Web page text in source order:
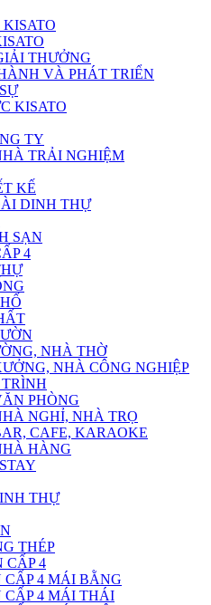
THƯỞNG
VÀ PHÁT TRIỂN
KISATO
TY
TRẢI NGHIỆM
KẾ
DINH THỰ
SẠN
4
NHÀ THỜ
NHÀ CÔNG NGHIỆP
PHÒNG
NGHỈ, NHÀ TRỌ
CAFE, KARAOKE
HÀNG
THỰ
THÉP
CẤP 4
4 MÁI BẰNG
4 MÁI THÁI